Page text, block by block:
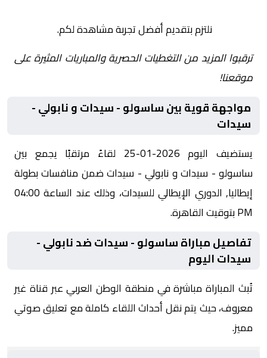
نلتزم بتقديم أفضل تجربة مشاهدة لكم.
ترقبوا المزيد من التغطيات الحصرية والمباريات المثيرة على
موقعنا!
مواجهة قوية بين ساسولو - سيدات و نابولي -
سيدات
يستضيف اليوم 2026-01-25 لقاءً مرتقبًا يجمع بين
ساسولو - سيدات و نابولي - سيدات ضمن منافسات بطولة
إيطاليا, الدوري الإيطالي للسيدات، وذلك عند الساعة 04:00
PM بتوقيت القاهرة.
تفاصيل مباراة ساسولو - سيدات ضد نابولي -
سيدات اليوم
تُبث المباراة مباشرة في منطقة الوطن العربي عبر قناة غير
معروف، حيث يتم نقل أحداث اللقاء كاملة مع تعليق صوتي
مميز.